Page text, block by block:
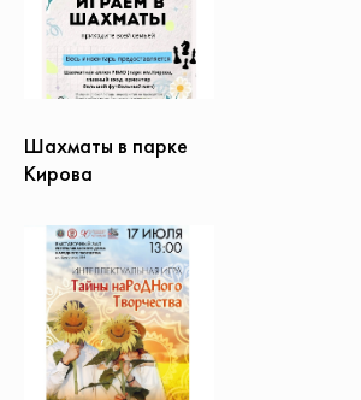
Шахматы в парке
Кирова